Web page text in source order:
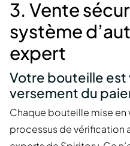
3. Vente
système
expert
Votre bouteille est
versement du
Chaque bouteille mise en
processus de vérification